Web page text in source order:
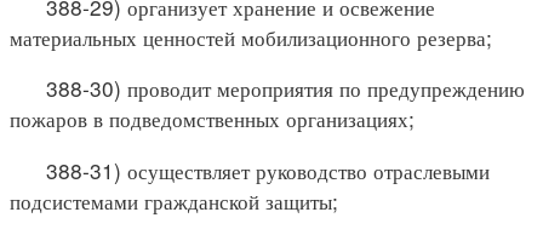
388-29) организует хранение и освежение
материальных ценностей мобилизационного резерва;
388-30) проводит мероприятия по предупреждению
пожаров в подведомственных организациях;
388-31) осуществляет руководство отраслевыми
подсистемами гражданской защиты;